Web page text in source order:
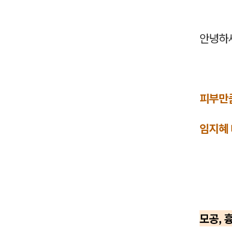
안녕하
피부만
임지혜
모공,